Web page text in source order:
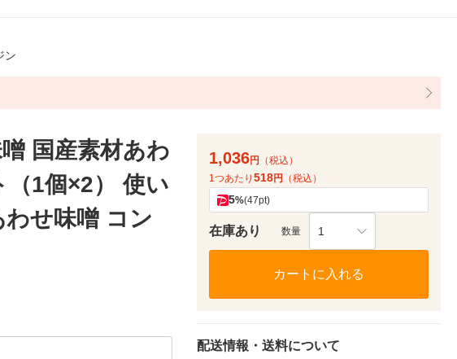
ン
国産素材あわ
1個×2） 使い
せ味噌 コン
1,036円
（税込）
1つあたり 518円 （税込）
5%(47pt)
在庫あり 数量 1
カートに入れる
配送情報・送料について